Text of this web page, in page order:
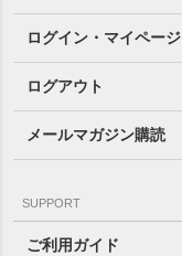
ログイン・マイページ
ログアウト
メールマガジン購読
SUPPORT
ご利用ガイド